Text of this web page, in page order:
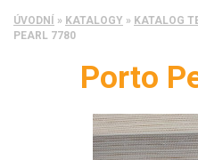
ÚVODNÍ » KATALOGY » KATALOG
PEARL 7780
Porto